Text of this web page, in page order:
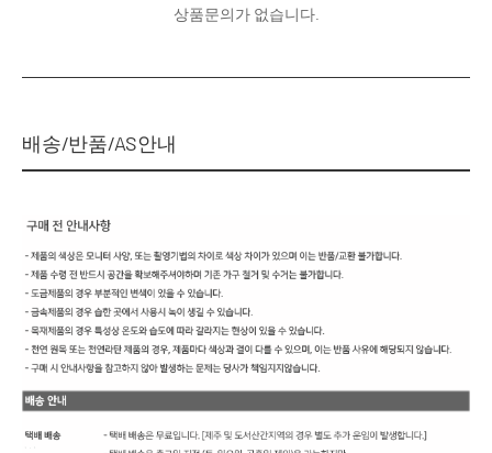
상품문의가 없습니다.
배송/반품/AS안내